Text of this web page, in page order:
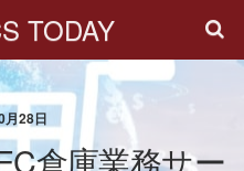
TODAY
月28日
倉庫業務サー